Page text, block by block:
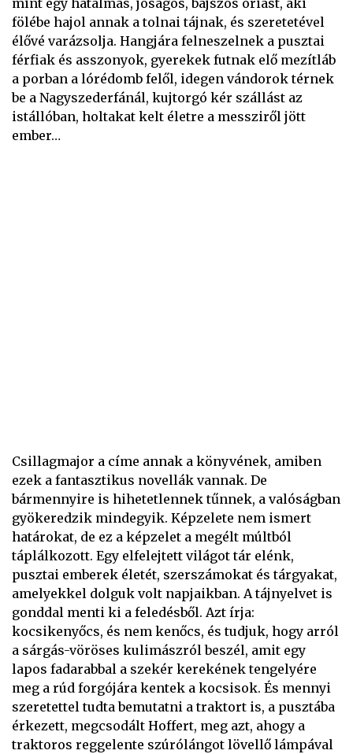
mint egy hatalmas, jóságos, bajszos óriást, aki
fölébe hajol annak a tolnai tájnak, és szeretetével
élővé varázsolja. Hangjára felneszelnek a pusztai
férfiak és asszonyok, gyerekek futnak elő mezítláb
a porban a lórédomb felől, idegen vándorok térnek
be a Nagyszederfánál, kujtorgó kér szállást az
istállóban, holtakat kelt életre a messziről jött
ember…
Csillagmajor a címe annak a könyvének, amiben
ezek a fantasztikus novellák vannak. De
bármennyire is hihetetlennek tűnnek, a valóságban
gyökeredzik mindegyik. Képzelete nem ismert
határokat, de ez a képzelet a megélt múltból
táplálkozott. Egy elfelejtett világot tár elénk,
pusztai emberek életét, szerszámokat és tárgyakat,
amelyekkel dolguk volt napjaikban. A tájnyelvet is
gonddal menti ki a feledésből. Azt írja:
kocsikenyőcs, és nem kenőcs, és tudjuk, hogy arról
a sárgás-vöröses kulimászról beszél, amit egy
lapos fadarabbal a szekér kerekének tengelyére
meg a rúd forgójára kentek a kocsisok. És mennyi
szeretettel tudta bemutatni a traktort is, a pusztába
érkezett, megcsodált Hoffert, meg azt, ahogy a
traktoros reggelente szúrólángot lövellő lámpával